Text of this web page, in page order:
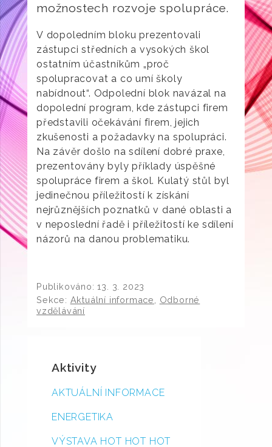
možnostech rozvoje spolupráce.
V dopoledním bloku prezentovali
zástupci středních a vysokých škol
ostatním účastníkům „proč
spolupracovat a co umí školy
nabídnout“. Odpolední blok navázal na
dopolední program, kde zástupci firem
představili očekávání firem, jejich
zkušenosti a požadavky na spolupráci.
Na závěr došlo na sdílení dobré praxe,
prezentovány byly příklady úspěšné
spolupráce firem a škol. Kulatý stůl byl
jedinečnou příležitostí k získání
nejrůznějších poznatků v dané oblasti a
v neposlední řadě i příležitostí ke sdílení
názorů na danou problematiku.
Publikováno:13. 3. 2023
Sekce: Aktuální informace
Odborné
vzdělávání
Aktivity
AKTUÁLNÍ INFORMACE
ENERGETIKA
VÝSTAVA HOT HOT HOT